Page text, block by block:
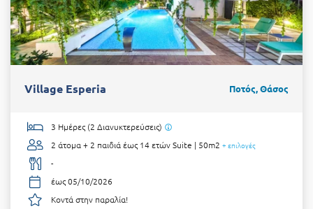
Village Esperia Ποτός, Θάσος
3 Ημέρες (2 Διανυκτερεύσεις)
2 άτομα + 2 παιδιά έως 14 ετώνSuite | 50m2 + επιλογές
-
έως 05/10/2026
Κοντά στην παραλία!